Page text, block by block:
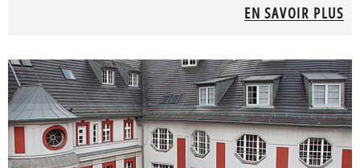
EN SAVOIR PLUS